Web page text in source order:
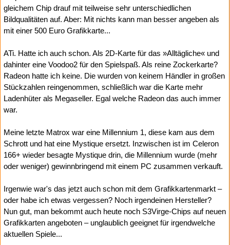
gleichem Chip drauf mit teilweise sehr unterschiedlichen
Bildqualitäten auf. Aber: Mit nichts kann man besser angeben als
mit einer 500 Euro Grafikkarte...
ATi. Hatte ich auch schon. Als 2D-Karte für das »Alltägliche« und
dahinter eine Voodoo2 für den Spielspaß. Als reine Zockerkarte?
Radeon hatte ich keine. Die wurden von keinem Händler in großen
Stückzahlen reingenommen, schließlich war die Karte mehr
Ladenhüter als Megaseller. Egal welche Radeon das auch immer
war.
Meine letzte Matrox war eine Millennium 1, diese kam aus dem
Schrott und hat eine Mystique ersetzt. Inzwischen ist im Celeron
166+ wieder besagte Mystique drin, die Millennium wurde (mehr
oder weniger) gewinnbringend mit einem PC zusammen verkauft.
Irgenwie war's das jetzt auch schon mit dem Grafikkartenmarkt –
oder habe ich etwas vergessen? Noch irgendeinen Hersteller?
Nun gut, man bekommt auch heute noch S3Virge-Chips auf neuen
Grafikkarten angeboten – unglaublich geeignet für irgendwelche
aktuellen Spiele...